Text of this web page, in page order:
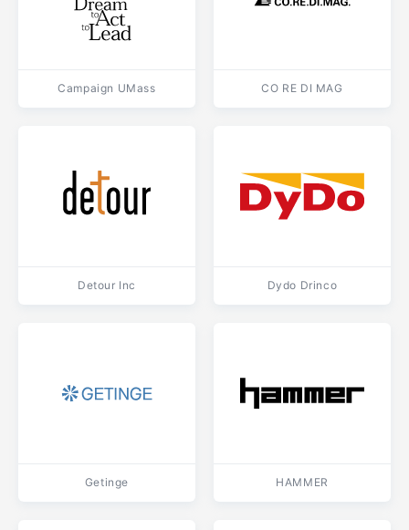
Campaign UMass CO RE DI MAG
Detour Inc Dydo Drinco
Getinge HAMMER